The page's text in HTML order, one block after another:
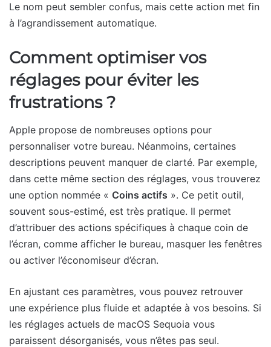
Le nom peut sembler confus, mais cette action met fin
à l’agrandissement automatique.
Comment optimiser vos
réglages pour éviter les
frustrations ?
Apple propose de nombreuses options pour
personnaliser votre bureau. Néanmoins, certaines
descriptions peuvent manquer de clarté. Par exemple,
dans cette même section des réglages, vous trouverez
une option nommée « Coins actifs ». Ce petit outil,
souvent sous-estimé, est très pratique. Il permet
d’attribuer des actions spécifiques à chaque coin de
l’écran, comme afficher le bureau, masquer les fenêtres
ou activer l’économiseur d’écran.
En ajustant ces paramètres, vous pouvez retrouver
une expérience plus fluide et adaptée à vos besoins. Si
les réglages actuels de macOS Sequoia vous
paraissent désorganisés, vous n’êtes pas seul.